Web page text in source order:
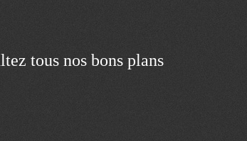
tous nos bons plans